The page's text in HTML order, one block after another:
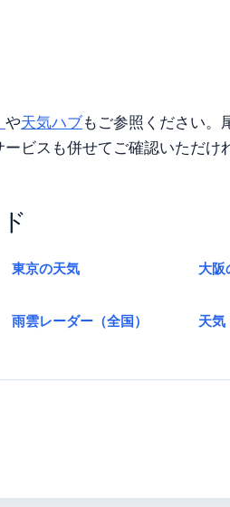
や天気ハブもご参照ください。
ビスも併せてご確認いただけ
東京の天気 大阪
雨雲レーダー（全国） 天気